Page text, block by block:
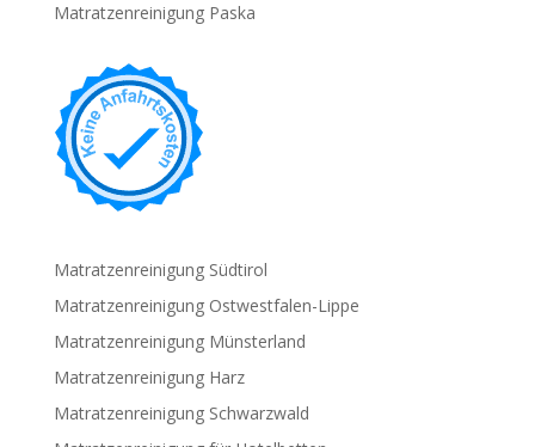
Matratzenreinigung Paska
Matratzenreinigung Südtirol
Matratzenreinigung Ostwestfalen-Lippe
Matratzenreinigung Münsterland
Matratzenreinigung Harz
Matratzenreinigung Schwarzwald